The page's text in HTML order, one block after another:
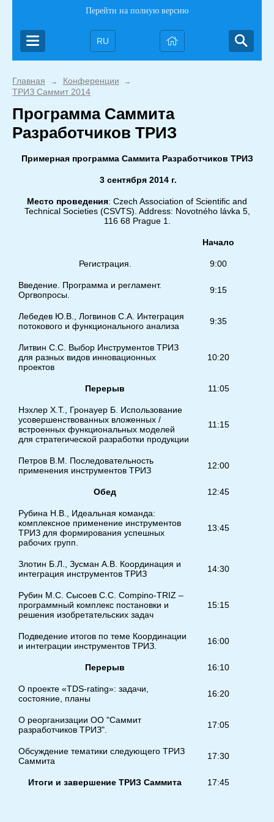
Перейти на полную версию
RU
Главная → Конференции →
ТРИЗ Саммит 2014
Программа Саммита
Разработчиков ТРИЗ
Примерная программа Саммита Разработчиков ТРИЗ
3 сентября 2014 г.
Место проведения: Czech Association of Scientific and
Technical Societies (CSVTS). Address: Novotného lávka 5,
116 68 Prague 1.
Начало
Регистрация. 9:00
Введение. Программа и регламент.
Оргвопросы.
9:15
Лебедев Ю.В., Логвинов С.А. Интеграция
потокового и функционального анализа
9:35
Литвин С.С. Выбор Инструментов ТРИЗ
для разных видов инновационных
проектов
10:20
Перерыв 11:05
Нэхлер Х.Т., Гронауер Б. Использование
усовершенствованных вложенных /
встроенных функциональных моделей
для стратегической разработки продукции
11:15
Петров В.М. Последовательность
применения инструментов ТРИЗ
12:00
Обед 12:45
Рубина Н.В., Идеальная команда:
комплексное применение инструментов
ТРИЗ для формирования успешных
рабочих групп.
13:45
Злотин Б.Л., Зусман А.В. Координация и
интеграция инструментов ТРИЗ
14:30
Рубин М.С. Сысоев С.С. Compino-TRIZ –
программный комплекс постановки и
решения изобретательских задач
15:15
Подведение итогов по теме Координации
и интеграции инструментов ТРИЗ.
16:00
Перерыв 16:10
О проекте «TDS-rating»: задачи,
состояние, планы
16:20
О реорганизации ОО "Саммит
разработчиков ТРИЗ".
17:05
Обсуждение тематики следующего ТРИЗ
Саммита
17:30
Итоги и завершение ТРИЗ Саммита 17:45